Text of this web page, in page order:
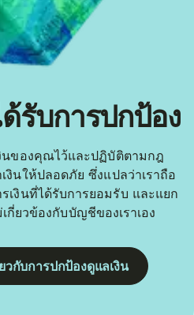
รับการปกป้อง
นของคุณไว้และปฏิบัติตามกฎ
งินให้ปลอดภัย ซึ่งแปลว่าเราถือ
เงินที่ได้รับการยอมรับ และแยก
กี่ยวข้องกับบัญชีของเราเอง
วกับการปกป้องดูแลเงิน